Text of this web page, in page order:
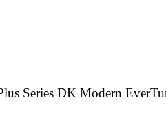
Series DK Modern